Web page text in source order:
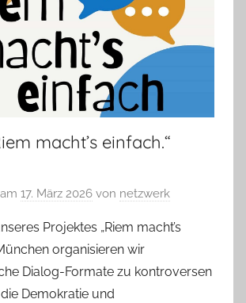
macht’s einfach.“
17. März 2026 von netzwerk
Projektes „Riem macht’s
organisieren wir
Dialog-Formate zu kontroversen
Demokratie und